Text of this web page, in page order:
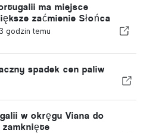
ma miejsce
zaćmienie Słońca
stulecia
godzin temu
spadek cen paliw
w okręgu Viana do